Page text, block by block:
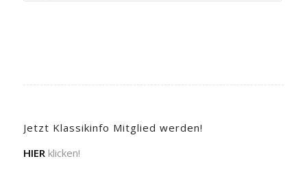
Jetzt Klassikinfo Mitglied werden!
HIER klicken!